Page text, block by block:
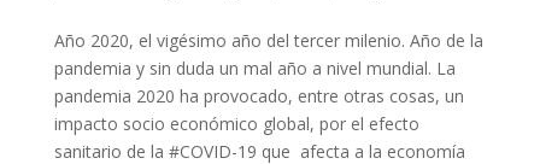
Año 2020, el vigésimo año del tercer milenio. Año de la
pandemia y sin duda un mal año a nivel mundial. La
pandemia 2020 ha provocado, entre otras cosas, un
impacto socio económico global, por el efecto
sanitario de la #COVID-19 que afecta a la economía